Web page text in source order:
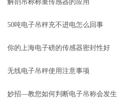
解剖吊称称重传感器的应用
50吨电子吊秤充不进电怎么回事
你的上海电子磅的传感器密封性好
吗？
无线电子吊秤使用注意事项
妙招—教您如何判断电子吊称会发生